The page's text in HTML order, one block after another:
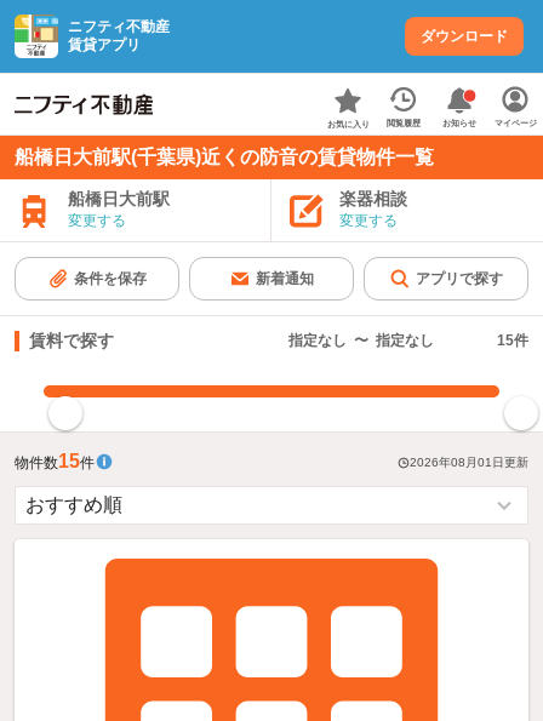
ニフティ不動産
賃貸アプリ
ダウンロード
お気に入り 閲覧履歴 お知らせ マイページ
船橋日大前駅(千葉県)近くの防音の賃貸物件一覧
船橋日大前駅
変更する
楽器相談
変更する
条件を保存 新着通知 アプリで探す
賃料で探す 指定なし 〜 指定なし 15件
物件数15件 2026年08月01日更新